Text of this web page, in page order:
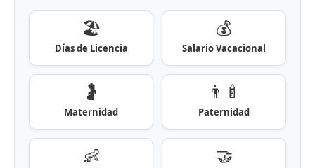
🏖️
Días de Licencia
💰
Salario Vacacional
🤰
Maternidad
👨‍🍼
Paternidad
👶 🤝